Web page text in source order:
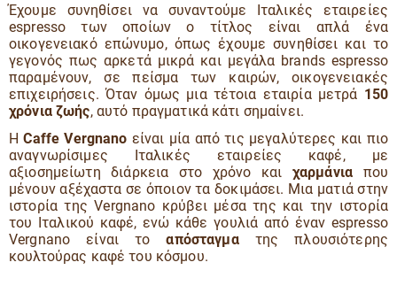
Έχουμε συνηθίσει να συναντούμε Ιταλικές εταιρείες
espresso των οποίων ο τίτλος είναι απλά ένα
οικογενειακό επώνυμο, όπως έχουμε συνηθίσει και το
γεγονός πως αρκετά μικρά και μεγάλα brands espresso
παραμένουν, σε πείσμα των καιρών, οικογενειακές
επιχειρήσεις. Όταν όμως μια τέτοια εταιρία μετρά 150
χρόνια ζωής, αυτό πραγματικά κάτι σημαίνει.
ΗCaffe Vergnano είναι μία από τις μεγαλύτερες και πιο
αναγνωρίσιμες Ιταλικές εταιρείες καφέ, με
αξιοσημείωτη διάρκεια στο χρόνο και χαρμάνια που
μένουν αξέχαστα σε όποιον τα δοκιμάσει. Μια ματιά στην
ιστορία της Vergnano κρύβει μέσα της και την ιστορία
του Ιταλικού καφέ, ενώ κάθε γουλιά από έναν espresso
Vergnano είναι τοαπόσταγματης πλουσιότερης
κουλτούρας καφέ του κόσμου.